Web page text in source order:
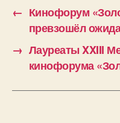
← Кинофорум
превзошёл
→ Лауреаты XXIII
кинофорума